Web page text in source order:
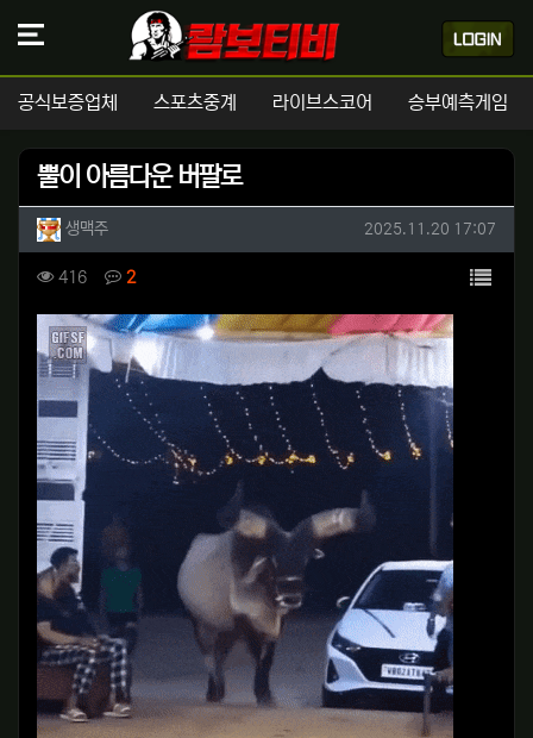
공식보증업체 스포츠중계 라이브스코어 승부예측게임
뿔이 아름다운 버팔로
작성자 정보
생맥주작성 작성일
2025.11.20 17:07
컨텐츠 정보
416조회 2댓글 목록
본문